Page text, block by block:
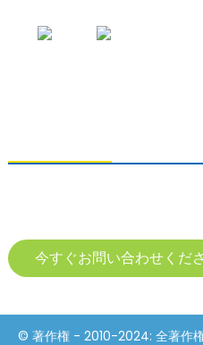
今すぐお問い合わせくだ
© 著作権 - 2010-2024: 全著作